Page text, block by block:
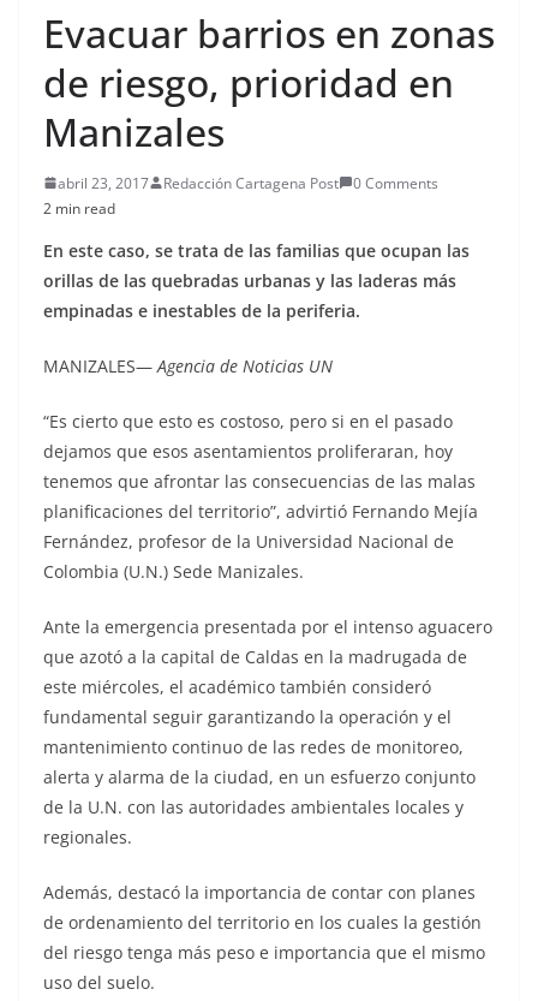
Evacuar barrios en zonas
de riesgo, prioridad en
Manizales
abril 23, 2017 Redacción Cartagena Post
0 Comments
2 min read
En este caso, se trata de las familias que ocupan las
orillas de las quebradas urbanas y las laderas más
empinadas e inestables de la periferia.
MANIZALES— Agencia de Noticias UN
“Es cierto que esto es costoso, pero si en el pasado
dejamos que esos asentamientos proliferaran, hoy
tenemos que afrontar las consecuencias de las malas
planificaciones del territorio”, advirtió Fernando Mejía
Fernández, profesor de la Universidad Nacional de
Colombia (U.N.) Sede Manizales.
Ante la emergencia presentada por el intenso aguacero
que azotó a la capital de Caldas en la madrugada de
este miércoles, el académico también consideró
fundamental seguir garantizando la operación y el
mantenimiento continuo de las redes de monitoreo,
alerta y alarma de la ciudad, en un esfuerzo conjunto
de la U.N. con las autoridades ambientales locales y
regionales.
Además, destacó la importancia de contar con planes
de ordenamiento del territorio en los cuales la gestión
del riesgo tenga más peso e importancia que el mismo
uso del suelo.